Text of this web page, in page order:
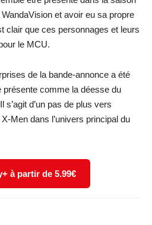
et avoir eu sa propre
clair que ces personnages et leurs
le MCU.
de la bande-annonce a été
présente comme la déesse du
s’agit d’un pas de plus vers
Men dans l’univers principal du
à partir de 5.99€